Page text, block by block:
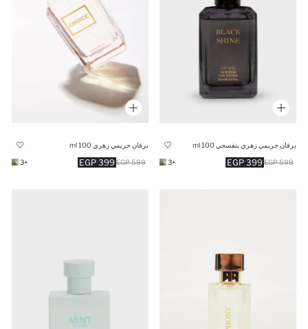
برفان حريمي زهري بنفسجي 100 ml
399 EGP 599 EGP
+3
برفان حريمي زهري 100 ml
399 EGP 599 EGP
+3